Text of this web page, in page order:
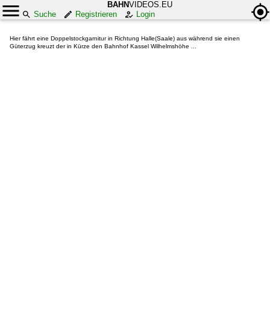
BAHNVIDEOS.EU
Suche
Registrieren Login
Hier fährt eine Doppelstockgarnitur in Richtung Halle(Saale) aus während sie einen
Güterzug kreuzt der in Kürze den Bahnhof Kassel Wilhelmshöhe ...